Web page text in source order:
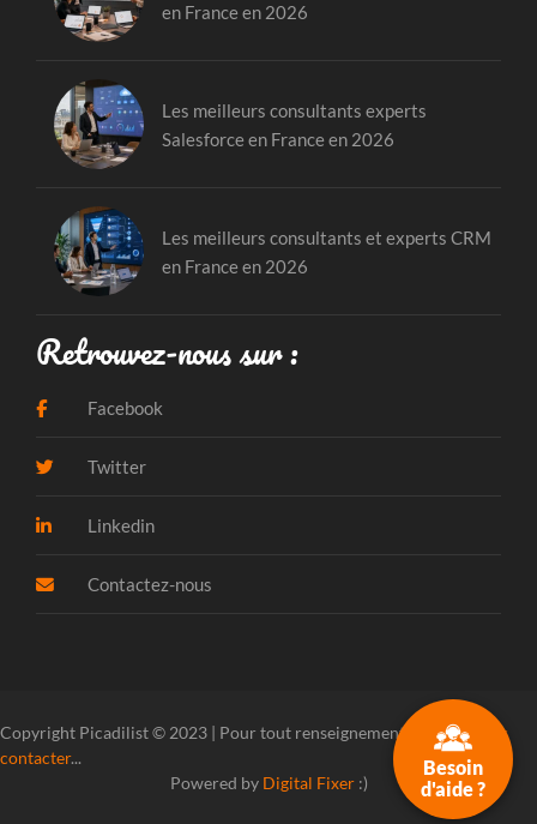
en France en 2026
Les meilleurs consultants experts
Salesforce en France en 2026
Les meilleurs consultants et experts CRM
en France en 2026
Retrouvez-nous sur :
Facebook
Twitter
Linkedin
Contactez-nous
Besoin
d'aide ?
Copyright Picadilist © 2023 | Pour tout renseignement, veuillez
nous
contacter...
Powered by Digital Fixer:)